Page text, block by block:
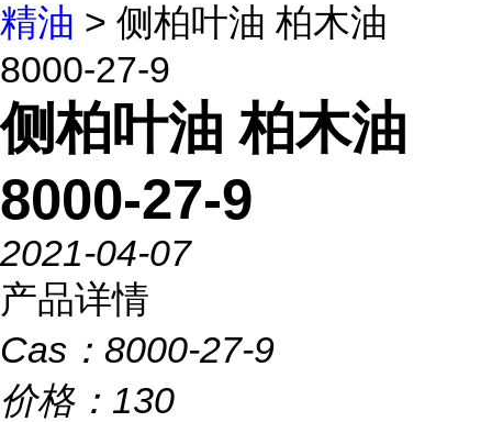
精油 > 侧柏叶油 柏木油
8000-27-9
侧柏叶油 柏木油
8000-27-9
2021-04-07
产品详情
Cas： 8000-27-9
价格： 130